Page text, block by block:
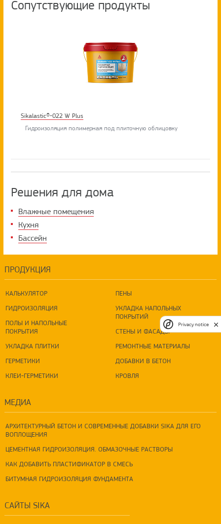
Сопутствующие продукты
Sikalastic®-022 W Plus
Гидроизоляция полимерная под плиточную облицовку
Решения для дома
Влажные помещения
Кухня
Бассейн
ПРОДУКЦИЯ
КАЛЬКУЛЯТОР
ГИДРОИЗОЛЯЦИЯ
ПОЛЫ И НАПОЛЬНЫЕ
ПОКРЫТИЯ
УКЛАДКА ПЛИТКИ
ГЕРМЕТИКИ
КЛЕИ-ГЕРМЕТИКИ
ПЕНЫ
УКЛАДКА НАПОЛЬНЫХ
ПОКРЫТИЙ
СТЕНЫ И ФАСАДЫ
РЕМОНТНЫЕ МАТЕРИАЛЫ
ДОБАВКИ В БЕТОН
КРОВЛЯ
МЕДИА
АРХИТЕКТУРНЫЙ БЕТОН И СОВРЕМЕННЫЕ ДОБАВКИ SIKA ДЛЯ ЕГО
ВОПЛОЩЕНИЯ
ЦЕМЕНТНАЯ ГИДРОИЗОЛЯЦИЯ. ОБМАЗОЧНЫЕ РАСТВОРЫ
КАК ДОБАВИТЬ ПЛАСТИФИКАТОР В СМЕСЬ
БИТУМНАЯ ГИДРОИЗОЛЯЦИЯ ФУНДАМЕНТА
САЙТЫ SIKA
Privacy notice